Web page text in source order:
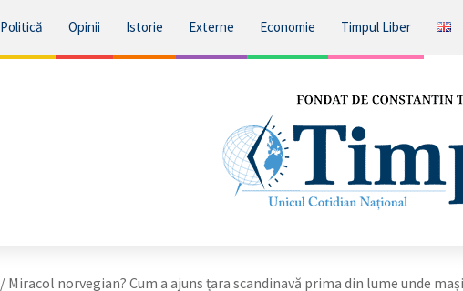
Politică Opinii Istorie Externe Economie Timpul Liber
/ Miracol norvegian? Cum a ajuns țara scandinavă prima din lume unde